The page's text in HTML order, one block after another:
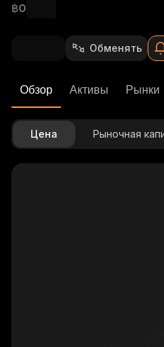
฿0
Обменять
Обзор Активы Рынки
Цена Рыночная